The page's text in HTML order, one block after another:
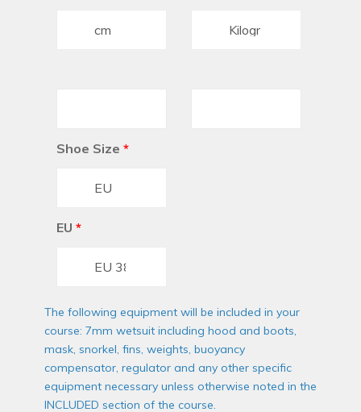
Shoe Size *
EU *
The following equipment will be included in your
course: 7mm wetsuit including hood and boots,
mask, snorkel, fins, weights, buoyancy
compensator, regulator and any other specific
equipment necessary unless otherwise noted in the
INCLUDED section of the course.